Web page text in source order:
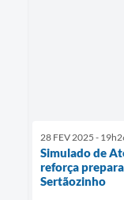
28 FEV 2025 -
Simulado de
reforça
Sertãozinho